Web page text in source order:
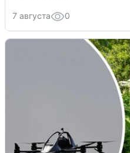
7 августа 0